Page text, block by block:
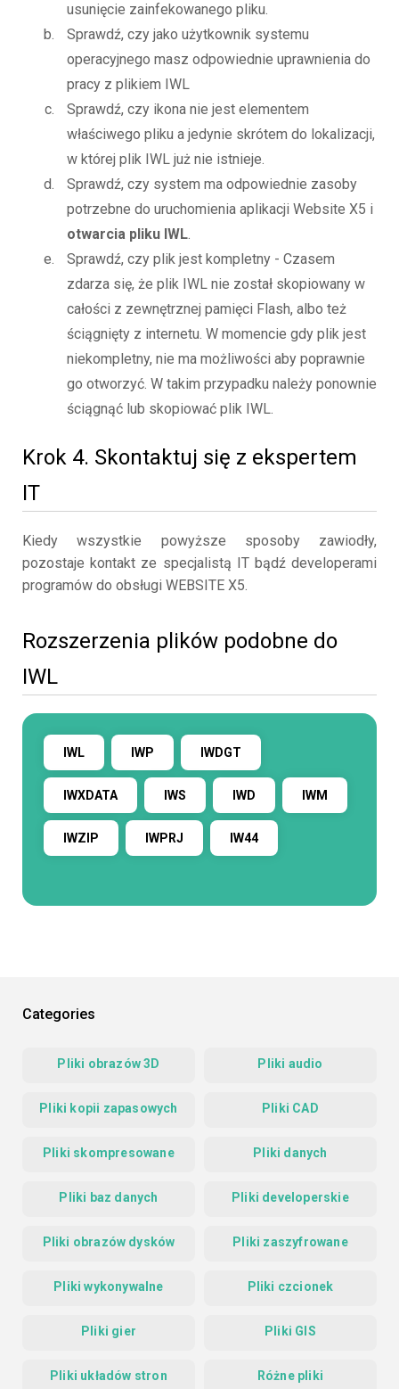
usunięcie zainfekowanego pliku.
Sprawdź, czy jako użytkownik systemu
operacyjnego masz odpowiednie uprawnienia do
pracy z plikiem IWL
Sprawdź, czy ikona nie jest elementem
właściwego pliku a jedynie skrótem do lokalizacji,
w której plik IWL już nie istnieje.
Sprawdź, czy system ma odpowiednie zasoby
potrzebne do uruchomienia aplikacji Website X5 i
otwarcia pliku IWL.
Sprawdź, czy plik jest kompletny - Czasem
zdarza się, że plik IWL nie został skopiowany w
całości z zewnętrznej pamięci Flash, albo też
ściągnięty z internetu. W momencie gdy plik jest
niekompletny, nie ma możliwości aby poprawnie
go otworzyć. W takim przypadku należy ponownie
ściągnąć lub skopiować plik IWL.
Krok 4. Skontaktuj się z ekspertem
IT
Kiedy wszystkie powyższe sposoby zawiodły,
pozostaje kontakt ze specjalistą IT bądź developerami
programów do obsługi WEBSITE X5.
Rozszerzenia plików podobne do
IWL
IWL IWP IWDGT
IWXDATA IWS IWD IWM
IWZIP IWPRJ IW44
Categories
Pliki obrazów 3D Pliki audio
Pliki kopii zapasowych Pliki CAD
Pliki skompresowane Pliki danych
Pliki baz danych Pliki developerskie
Pliki obrazów dysków Pliki zaszyfrowane
Pliki wykonywalne Pliki czcionek
Pliki gier Pliki GIS
Pliki układów stron Różne pliki